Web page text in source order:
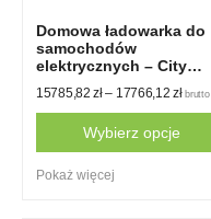
Domowa ładowarka do
samochodów
elektrycznych – City
Charge Mini 2
15785,82zł– 17766,12zł brutto
Wybierz opcje
Pokaż więcej